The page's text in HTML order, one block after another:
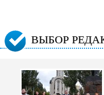
ВЫБОР